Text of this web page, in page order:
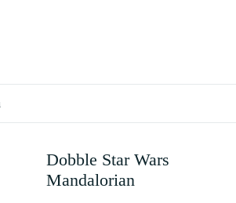
Dobble Star Wars
Mandalorian